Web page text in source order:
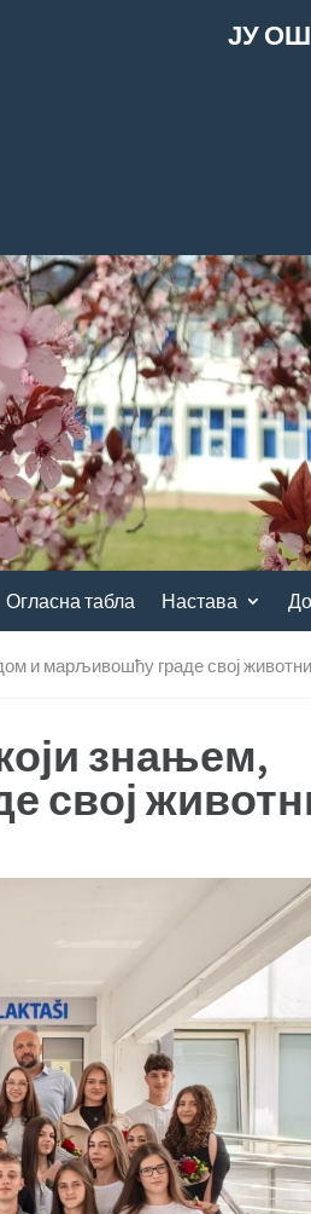
ЈУ ОШ
Огласна табла Настава
и марљивошћу граде свој
знањем,
свој